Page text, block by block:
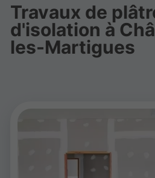
Travaux de
d'isolation à
les-Martigues